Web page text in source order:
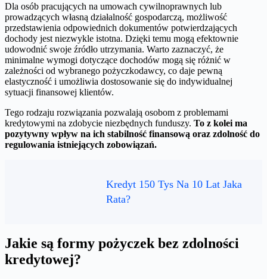
Dla osób pracujących na umowach cywilnoprawnych lub
prowadzących własną działalność gospodarczą, możliwość
przedstawienia odpowiednich dokumentów potwierdzających
dochody jest niezwykle istotna. Dzięki temu mogą efektownie
udowodnić swoje źródło utrzymania. Warto zaznaczyć, że
minimalne wymogi dotyczące dochodów mogą się różnić w
zależności od wybranego pożyczkodawcy, co daje pewną
elastyczność i umożliwia dostosowanie się do indywidualnej
sytuacji finansowej klientów.
Tego rodzaju rozwiązania pozwalają osobom z problemami
kredytowymi na zdobycie niezbędnych funduszy. To z kolei ma
pozytywny wpływ na ich stabilność finansową oraz zdolność do
regulowania istniejących zobowiązań.
Kredyt 150 Tys Na 10 Lat Jaka
Rata?
Jakie są formy pożyczek bez zdolności
kredytowej?